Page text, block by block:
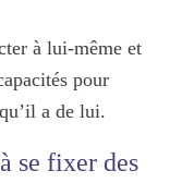
à lui-même et
pour
a de lui.
se fixer des